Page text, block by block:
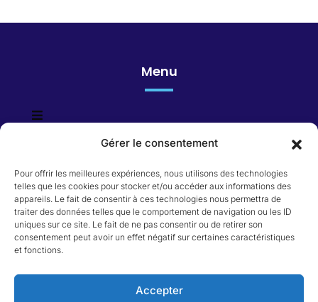
Gérer le consentement
Pour offrir les meilleures expériences, nous utilisons des technologies
telles que les cookies pour stocker et/ou accéder aux informations des
appareils. Le fait de consentir à ces technologies nous permettra de
traiter des données telles que le comportement de navigation ou les ID
uniques sur ce site. Le fait de ne pas consentir ou de retirer son
consentement peut avoir un effet négatif sur certaines caractéristiques
et fonctions.
Accepter
Menu
Honoraires
Catégorie du bien
Appartement
Immeuble
Local commercial